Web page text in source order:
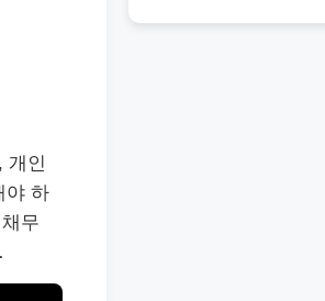
개인
야 하
무